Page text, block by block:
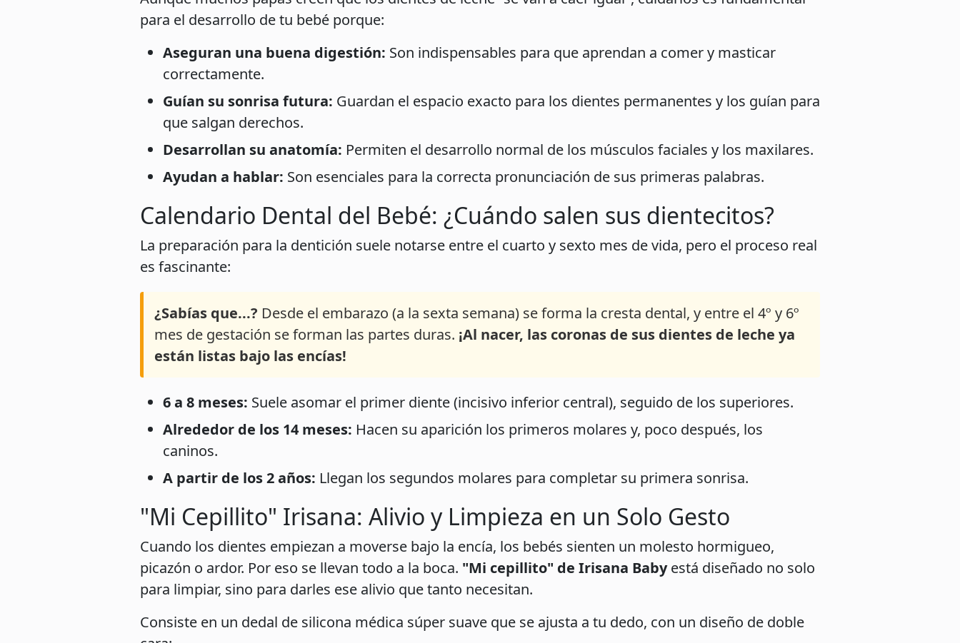
para el desarrollo de tu bebé porque:
Aseguran una buena digestión: Son indispensables para que aprendan a comer y masticar
correctamente.
Guían su sonrisa futura: Guardan el espacio exacto para los dientes permanentes y los guían para
que salgan derechos.
Desarrollan su anatomía: Permiten el desarrollo normal de los músculos faciales y los maxilares.
Ayudan a hablar: Son esenciales para la correcta pronunciación de sus primeras palabras.
Calendario Dental del Bebé: ¿Cuándo salen sus dientecitos?
La preparación para la dentición suele notarse entre el cuarto y sexto mes de vida, pero el proceso real
es fascinante:
¿Sabías que...? Desde el embarazo (a la sexta semana) se forma la cresta dental, y entre el 4º y 6º
mes de gestación se forman las partes duras. ¡Al nacer, las coronas de sus dientes de leche ya
están listas bajo las encías!
6 a 8 meses: Suele asomar el primer diente (incisivo inferior central), seguido de los superiores.
Alrededor de los 14 meses: Hacen su aparición los primeros molares y, poco después, los
caninos.
A partir de los 2 años: Llegan los segundos molares para completar su primera sonrisa.
"Mi Cepillito" Irisana: Alivio y Limpieza en un Solo Gesto
Cuando los dientes empiezan a moverse bajo la encía, los bebés sienten un molesto hormigueo,
picazón o ardor. Por eso se llevan todo a la boca. "Mi cepillito" de Irisana Babyestá diseñado no solo
para limpiar, sino para darles ese alivio que tanto necesitan.
Consiste en un dedal de silicona médica súper suave que se ajusta a tu dedo, con un diseño de doble